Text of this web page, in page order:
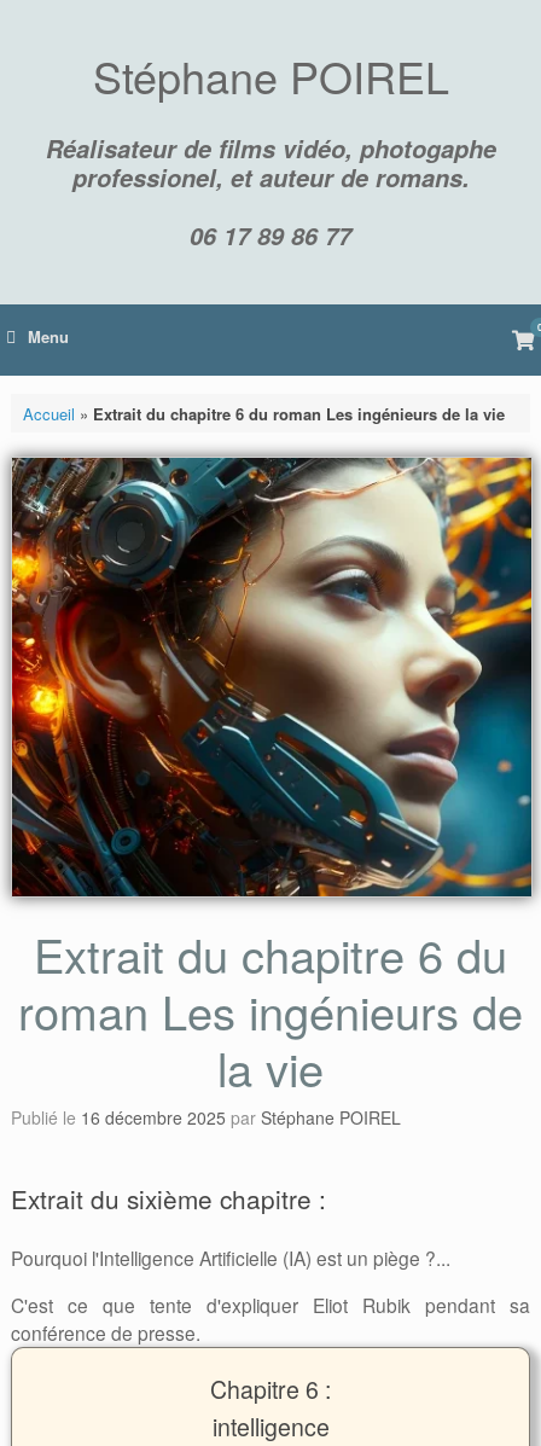
Stéphane POIREL
Réalisateur de films vidéo, photogaphe
professionel, et auteur de romans.
06 17 89 86 77
Menu 0
Accueil » Extrait du chapitre 6 du roman Les ingénieurs de la vie
Extrait du chapitre 6 du
roman Les ingénieurs de
la vie
Publié le 16 décembre 2025 par Stéphane POIREL
Extrait du sixième chapitre :
Pourquoi l'Intelligence Artificielle (IA) est un piège ?...
C'est ce que tente d'expliquer Eliot Rubik pendant sa
conférence de presse.
Chapitre 6 :
intelligence